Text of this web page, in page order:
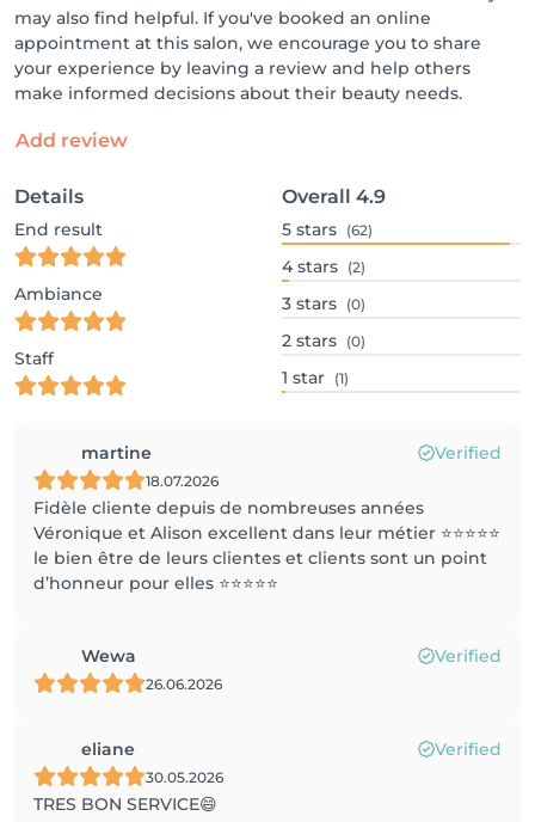
may also find helpful. If you've booked an online
appointment at this salon, we encourage you to share
your experience by leaving a review and help others
make informed decisions about their beauty needs.
Add review
Details
End result
Ambiance
Staff
Overall 4.9
5 stars (62)
4 stars (2)
3 stars (0)
2 stars (0)
1 star (1)
martine Verified
18.07.2026
Fidèle cliente depuis de nombreuses années
Véronique et Alison excellent dans leur métier ⭐️⭐️⭐️⭐️⭐️
le bien être de leurs clientes et clients sont un point
d’honneur pour elles ⭐️⭐️⭐️⭐️⭐️
Wewa Verified
26.06.2026
eliane Verified
30.05.2026
TRES BON SERVICE😄